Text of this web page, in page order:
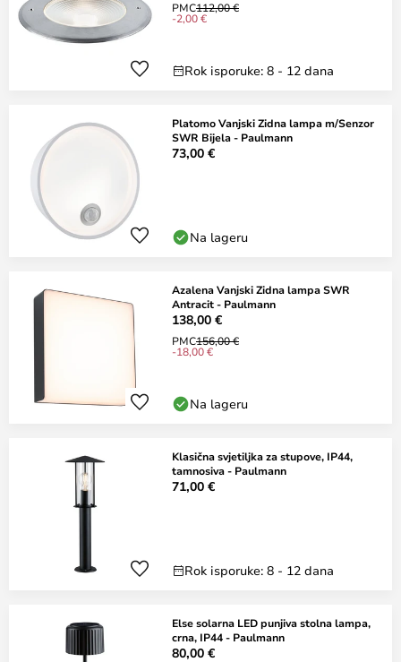
PMC112,00 €
-2,00 €
Rok isporuke: 8 - 12 dana
Platomo Vanjski Zidna lampa m/Senzor
SWR Bijela - Paulmann
73,00 €
Na lageru
Azalena Vanjski Zidna lampa SWR
Antracit - Paulmann
138,00 €
PMC156,00 €
-18,00 €
Na lageru
Klasična svjetiljka za stupove, IP44,
tamnosiva - Paulmann
71,00 €
Rok isporuke: 8 - 12 dana
Else solarna LED punjiva stolna lampa,
crna, IP44 - Paulmann
80,00 €